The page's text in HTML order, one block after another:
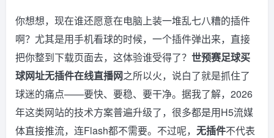
你想想，现在谁还愿意在电脑上装一堆乱七八糟的插件
啊？尤其是用手机看球的时候，一个插件弹出来，直接
把你整到下载页面去，这体验谁受得了？ 世预赛足球买
球网址无插件在线直播网之所以火，说白了就是抓住了
球迷的痛点——要快、要稳、要干净。据我了解，2026
年这类网站的技术方案普遍升级了，很多都是用H5流媒
体直接推流，连Flash都不需要。不过呢， 无插件不代表